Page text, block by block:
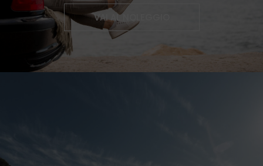
VAI AL NOLEGGIO